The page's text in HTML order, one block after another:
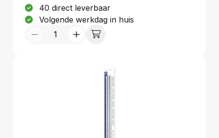
optimale controle en precisie. Ideaal voor het
maken van gedetailleerde tekeningen en
plannen, maakt deze schaallat meten
eenvoudig en efficiënt.
40 direct leverbaar
Volgende werkdag in huis